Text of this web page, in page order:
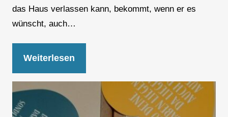
das Haus verlassen kann, bekommt, wenn er es
wünscht, auch…
Weiterlesen